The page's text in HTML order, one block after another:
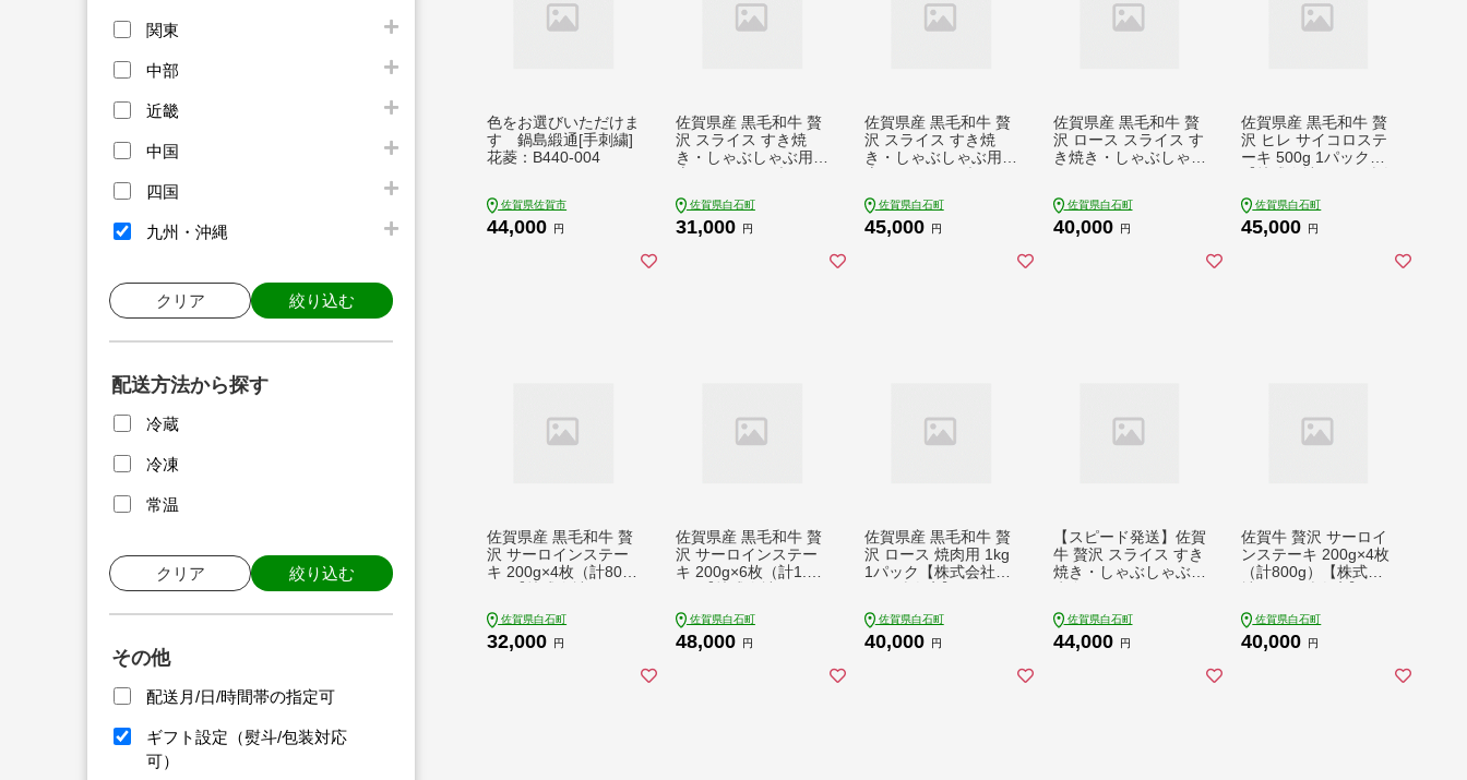
関東
中部
近畿
中国
四国
九州・沖縄
クリア 絞り込む
配送方法から探す
冷蔵
冷凍
常温
クリア 絞り込む
その他
配送月/日/時間帯の指定可
ギフト設定（熨斗/包装対応
可）
色をお選びいただけま
す 鍋島緞通[手刺繍]
花菱：B440-004
佐賀県佐賀市
44,000 円
佐賀県産 黒毛和牛 贅
沢 スライス すき焼
き・しゃぶしゃぶ用
ク）【株式会社いろは
精肉店】 [IAG007]
佐賀県白石町
31,000 円
佐賀県産 黒毛和牛 贅
沢 スライス すき焼
き・しゃぶしゃぶ用
ク）【株式会社いろは
精肉店】 [IAG008]
佐賀県白石町
45,000 円
佐賀県産 黒毛和牛 贅
沢 ロース スライス す
き焼き・しゃぶしゃぶ
は精肉店】 [IAG012]
佐賀県白石町
40,000 円
佐賀県産 黒毛和牛 贅
沢 ヒレ サイコロステ
ーキ 500g 1パック
佐賀県白石町
45,000 円
佐賀県産 黒毛和牛 贅
沢 サーロインステー
キ 200g×4枚（計800
佐賀県白石町
32,000 円
佐賀県産 黒毛和牛 贅
沢 サーロインステー
キ 200g×6枚（計1.2k
佐賀県白石町
48,000 円
佐賀県産 黒毛和牛 贅
沢 ロース 焼肉用 1kg
1パック【株式会社い
佐賀県白石町
40,000 円
【スピード発送】佐賀
牛 贅沢 スライス すき
焼き・しゃぶしゃぶ用
社いろは精肉店】 [IA
G033]
佐賀県白石町
44,000 円
佐賀牛 贅沢 サーロイ
ンステーキ 200g×4枚
（計800g）【株式会
佐賀県白石町
40,000 円